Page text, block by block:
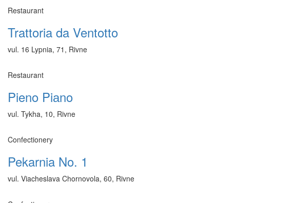
Restaurant
Trattoria da Ventotto
vul. 16 Lypnia, 71, Rivne
Restaurant
Pieno Piаno
vul. Tykha, 10, Rivne
Confectionery
Pekarnia No. 1
vul. Viacheslava Chornovola, 60, Rivne